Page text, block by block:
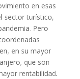
en esas
sector turístico,
Pero
en su mayor
que son
rentabilidad.